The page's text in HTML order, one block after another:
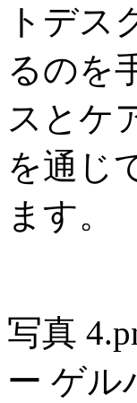
トデス
るのを
スとケ
を通じ
ます。
写真
ー ゲル